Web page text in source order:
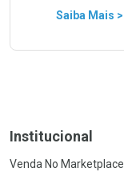
Saiba Mais >
Institucional
Venda No Marketplace